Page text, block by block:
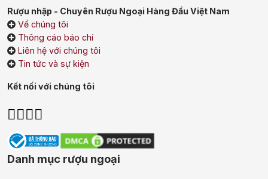
Blended Scotch Whisky
Single Malt Scotch Whisky
Whiskey Mỹ
Vodka
Chivas Macallan
Johnnie Walker
Rượu nhập - Chuyên Rượu Ngoại Hàng Đầu Việt Nam
Về chúng tôi
Thông cáo báo chí
Liên hệ với chúng tôi
Tin tức và sự kiện
Kết nối với chúng tôi
Danh mục rượu ngoại